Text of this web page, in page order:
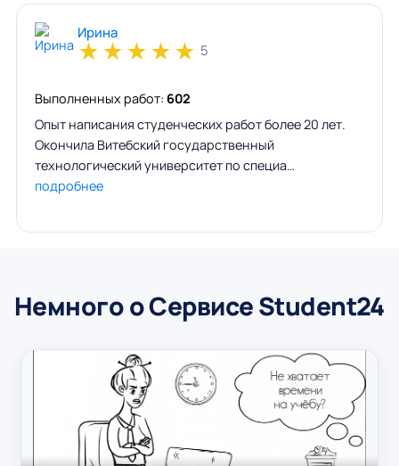
Ирина
★★★★★ 5
Выполненных работ: 602
Опыт написания студенческих работ более 20 лет.
Окончила Витебский государственный
технологический университет по специа…
подробнее
Немного о Сервисе Student24